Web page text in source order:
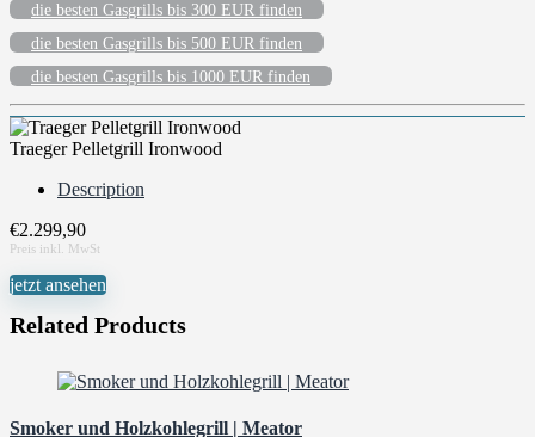
die besten Gasgrills bis 300 EUR finden
die besten Gasgrills bis 500 EUR finden
die besten Gasgrills bis 1000 EUR finden
Traeger Pelletgrill Ironwood
Description
€2.299,90
jetzt ansehen
Related Products
Smoker und Holzkohlegrill | Meator